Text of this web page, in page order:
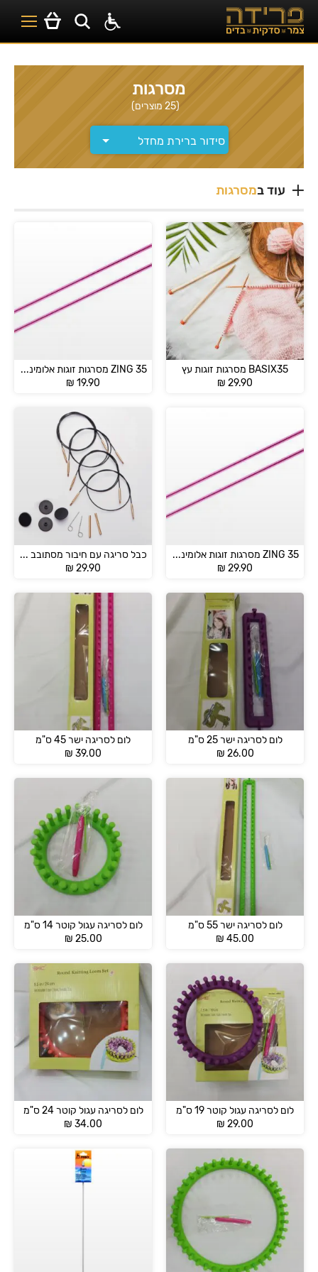
מסרגות
(25 מוצרים)
עוד במסרגות
BASIX35 מסרגות זוגות עץ
₪ 29.90
ZING 35 מסרגות זוגות אלומיניום מידות 2-5 מ"מ
₪ 19.90
ZING 35 מסרגות זוגות אלומיניום מידות 6-12 מ”מ
₪ 29.90
כבל סריגה עם חיבור מסתובב – KnitPro
₪ 29.90
לום לסריגה ישר 25 ס"מ
₪ 26.00
לום לסריגה ישר 45 ס"מ
₪ 39.00
לום לסריגה ישר 55 ס"מ
₪ 45.00
לום לסריגה עגול קוטר 14 ס"מ
₪ 25.00
לום לסריגה עגול קוטר 19 ס"מ
₪ 29.00
לום לסריגה עגול קוטר 24 ס"מ
₪ 34.00